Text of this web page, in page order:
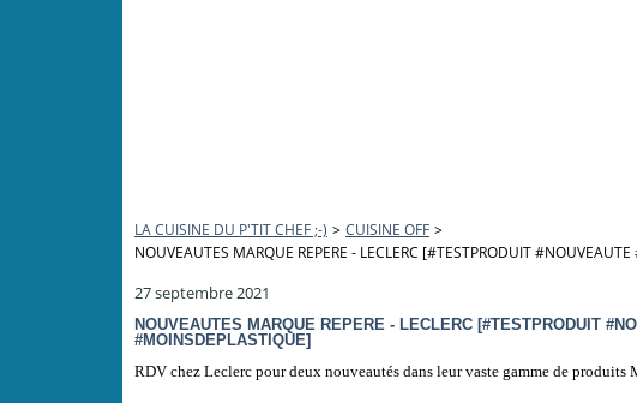
LA CUISINE DU P'TIT CHEF ;-) > CUISINE OFF >
NOUVEAUTES MARQUE REPERE - LECLERC [#TESTPRODUIT
27 septembre 2021
NOUVEAUTES MARQUE REPERE - LECLERC [#TESTPRODUIT
#MOINSDEPLASTIQUE]
RDV chez Leclerc pour deux nouveautés dans leur vaste gamme de produits